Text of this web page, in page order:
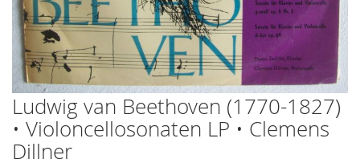
Zum
Anfang
der
Bildgalerie
Ludwig van Beethoven (1770-1827)
• Violoncellosonaten LP • Clemens
Dillner